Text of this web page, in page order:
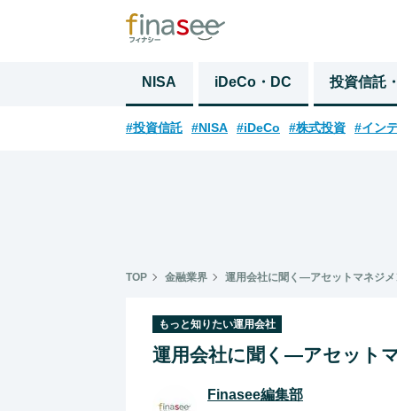
NISA iDeCo・DC 投資信託
#投資信託 #NISA #iDeCo #株式投資 #イン
TOP 金融業界 運用会社に聞く―アセットマネジ
もっと知りたい運用会社
運用会社に聞く―アセット
Finasee編集部